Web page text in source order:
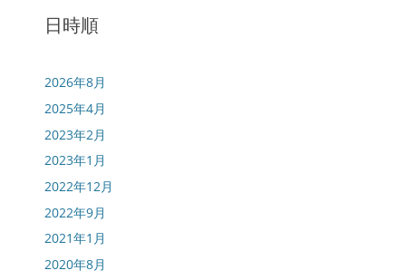
日時順
2026年8月
2025年4月
2023年2月
2023年1月
2022年12月
2022年9月
2021年1月
2020年8月